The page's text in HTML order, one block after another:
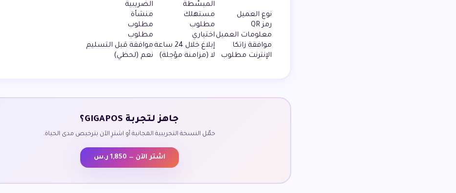
المبسّطة
الضريبية
نوع العميل
مستهلك
منشأة
رمز QR
مطلوب
مطلوب
معلومات العميل اختياري
مطلوب
موافقة زاتكا
إبلاغ خلال 24 ساعة
موافقة قبل التسليم
الإنترنت مطلوب
لا (مزامنة مؤجلة) نعم (لحظي)
جاهز لتجربة GIGAPOS؟
حمّل النسخة التجريبية المجانية أو اشترِ الآن بترخيص مدى الحياة.
اشتر الآن — 1,850 ر.س